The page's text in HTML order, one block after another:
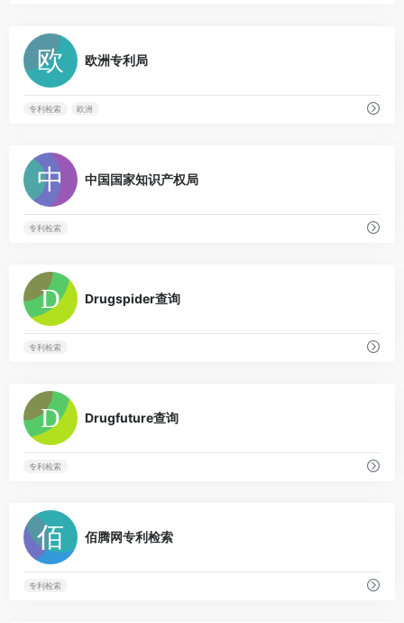
欧洲专利局
专利检索 欧洲
中国国家知识产权局
专利检索
Drugspider查询
专利检索
Drugfuture查询
专利检索
佰腾网专利检索
专利检索